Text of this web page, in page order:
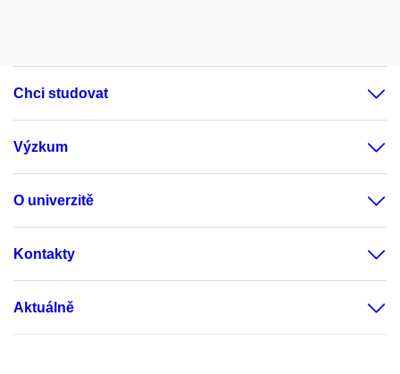
Chci studovat
Výzkum
O univerzitě
Kontakty
Aktuálně